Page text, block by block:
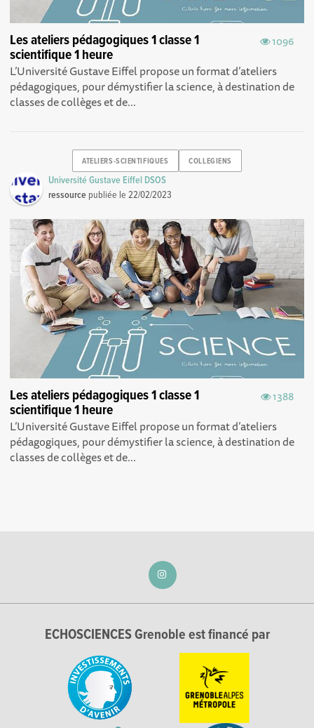
1096
Les ateliers pédagogiques 1 classe 1
scientifique 1 heure
L’Université Gustave Eiffel propose un format d’ateliers
pédagogiques, pour démystifier la science, à destination de
classes de collèges et de...
ATELIERS-SCIENTIFIQUES COLLEGIENS
Université Gustave Eiffel DSOS
ressource publiée le22/02/2023
1388
Les ateliers pédagogiques 1 classe 1
scientifique 1 heure
L’Université Gustave Eiffel propose un format d’ateliers
pédagogiques, pour démystifier la science, à destination de
classes de collèges et de...
ECHOSCIENCES Grenoble est financé par